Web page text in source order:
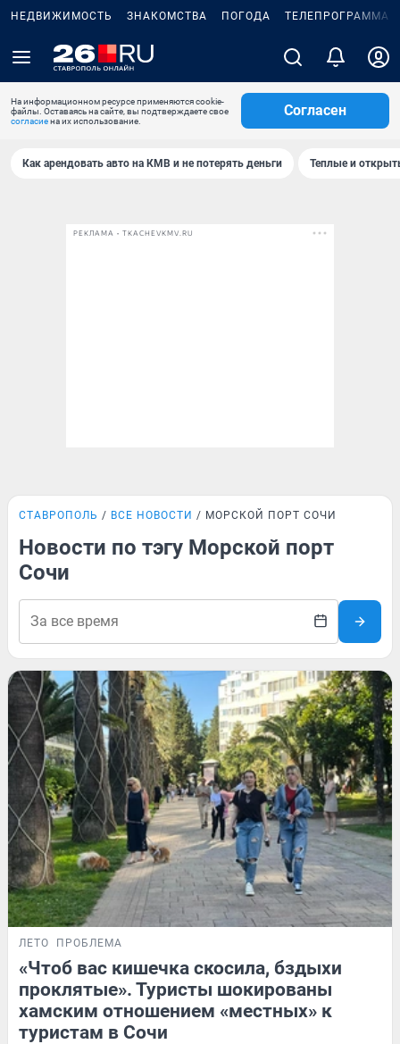
НЕДВИЖИМОСТЬ ЗНАКОМСТВА ПОГОДА ТЕЛЕПРОГРАММА
На информационном ресурсе применяются cookie-
файлы. Оставаясь на сайте, вы подтверждаете свое
согласиена их использование.
Согласен
Как арендовать авто на КМВ и не потерять деньги Теплые и
РЕКЛАМА • TKACHEVKMV.RU
СТАВРОПОЛЬ ВСЕ НОВОСТИ МОРСКОЙ ПОРТ СОЧИ
Новости по тэгу Морской порт
Сочи
ЛЕТО ПРОБЛЕМА
«Чтоб вас кишечка скосила, бздыхи
проклятые». Туристы шокированы
хамским отношением «местных» к
туристам в Сочи